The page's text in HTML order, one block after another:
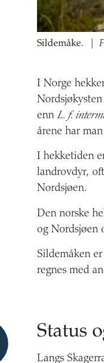
Sildemåke.
I Norge
enn L. f.
årene har
I hekketiden
landrovdyr,
Nordsjøen.
Den norske
og Nordsjøen
Sildemåken
regnes med
Status
Langs